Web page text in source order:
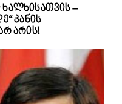
–
კანის
არის!